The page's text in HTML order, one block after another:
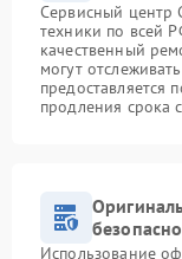
Сервисный центр
техники по всей
качественный
могут
предоставляется
продления срока
Использование